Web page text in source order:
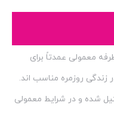
معمولی عمدتاً برای
روزمره مناسب اند.
شده و در شرایط معمولی